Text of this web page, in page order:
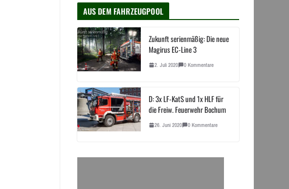
AUS DEM FAHRZEUGPOOL
Zukunft serienmäßig: Die neue
Magirus EC-Line 3
2. Juli 2020 0 Kommentare
D: 3x LF-KatS und 1x HLF für
die Freiw. Feuerwehr Bochum
26. Juni 2020 0 Kommentare